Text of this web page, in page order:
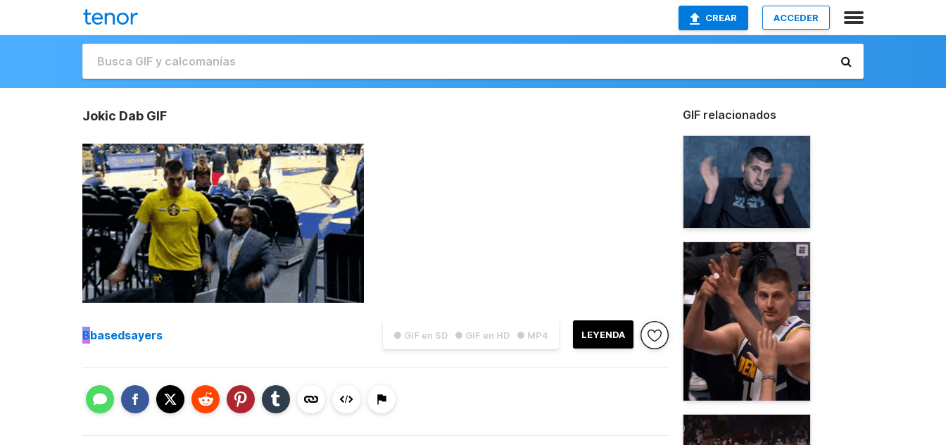
CREAR ACCEDER
Jokic Dab GIF
● GIF en SD ● GIF en HD ● MP4 LEYENDA
Bbasedsayers
GIF relacionados